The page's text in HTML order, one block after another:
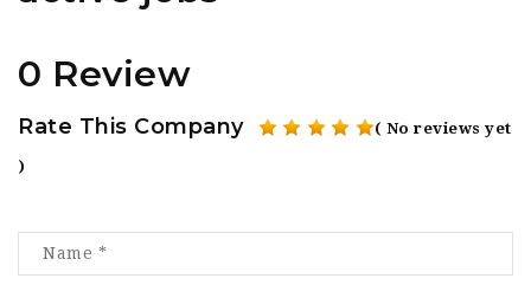
0 Review
Rate This Company ( No reviews yet
)